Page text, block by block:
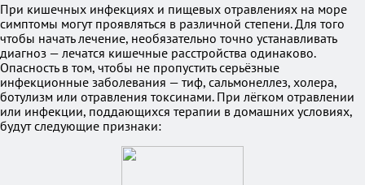
При кишечных инфекциях и пищевых отравлениях на море
симптомы могут проявляться в различной степени. Для того
чтобы начать лечение, необязательно точно устанавливать
диагноз — лечатся кишечные расстройства одинаково.
Опасность в том, чтобы не пропустить серьёзные
инфекционные заболевания — тиф, сальмонеллез, холера,
ботулизм или отравления токсинами. При лёгком отравлении
или инфекции, поддающихся терапии в домашних условиях,
будут следующие признаки: